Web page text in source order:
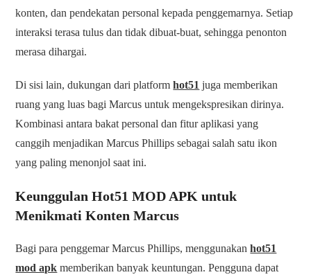
konten, dan pendekatan personal kepada penggemarnya. Setiap
interaksi terasa tulus dan tidak dibuat-buat, sehingga penonton
merasa dihargai.
Di sisi lain, dukungan dari platformhot51 juga memberikan
ruang yang luas bagi Marcus untuk mengekspresikan dirinya.
Kombinasi antara bakat personal dan fitur aplikasi yang
canggih menjadikan Marcus Phillips sebagai salah satu ikon
yang paling menonjol saat ini.
Keunggulan Hot51 MOD APK untuk
Menikmati Konten Marcus
Bagi para penggemar Marcus Phillips, menggunakanhot51
mod apk memberikan banyak keuntungan. Pengguna dapat